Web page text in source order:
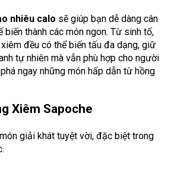
nhiêu calo sẽ giúp bạn dễ dàng cân
biến thành các món ngon. Từ sinh tố,
đều có thể biến tấu đa dạng, giữ
tự nhiên mà vẫn phù hợp cho người
ngay những món hấp dẫn từ hồng
Xiêm Sapoche
giải khát tuyệt vời, đặc biệt trong